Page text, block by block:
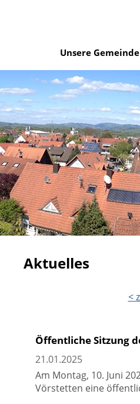
Unsere Gemeinde
Aktuelles
<
Öffentliche Sitzung
21.01.2025
Am Montag, 10. Juni
Vörstetten eine